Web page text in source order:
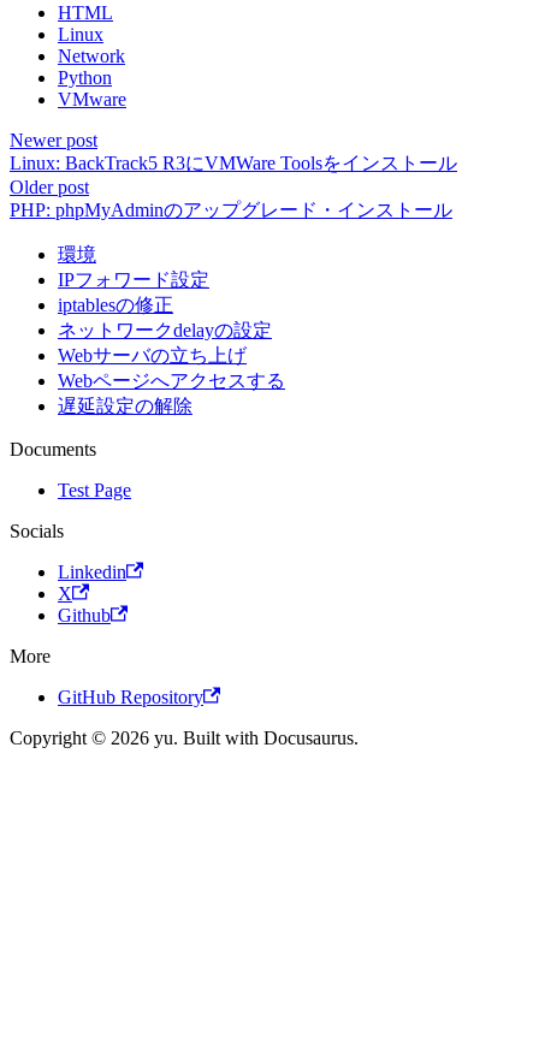
HTML
Linux
Network
Python
VMware
Newer post
Linux: BackTrack5 R3にVMWare Toolsをインストール
Older post
PHP: phpMyAdminのアップグレード・インストール
環境
IPフォワード設定
iptablesの修正
ネットワークdelayの設定
Webサーバの立ち上げ
Webページへアクセスする
遅延設定の解除
Documents
Test Page
Socials
Linkedin
X
Github
More
GitHub Repository
Copyright © 2026 yu. Built with Docusaurus.